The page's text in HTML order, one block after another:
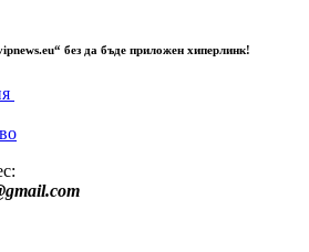
без да бъде приложен хиперлинк!